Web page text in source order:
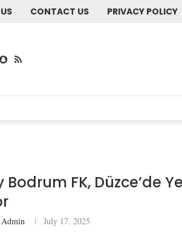
CONTACT US PRIVACY POLICY
Bodrum FK, Düzce’de
Admin July 17, 2025